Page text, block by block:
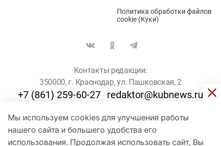
Мы используем cookies для улучшения работы
нашего сайта и большего удобства его
использования. Продолжая использовать сайт, Вы
Политика обработки файлов
cookie (Куки)
Контакты редакции:
350000, г. Краснодар, ул. Пашковская, 2
+7 (861) 259-60-27 redaktor@kubnews.ru
Для пользователей старше 16 лет
© Кубанские Новости, 2017